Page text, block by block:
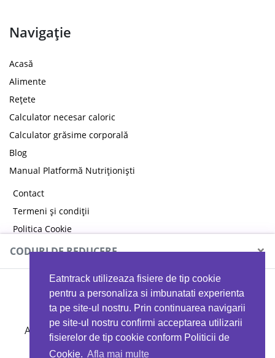
Eatntrack utilizeaza fisiere de tip cookie
pentru a personaliza si imbunatati experienta
ta pe site-ul nostru. Prin continuarea navigarii
pe site-ul nostru confirmi acceptarea utilizarii
fisierelor de tip cookie conform Politicii de
Cookie. Afla mai multe
Navigație
Acasă
Alimente
Rețete
Calculator necesar caloric
Calculator grăsime corporală
Blog
Manual Platformă Nutriționiști
Contact
Termeni și condiții
Politica Cookie
Politica de confidențialitate
CODURI DE REDUCERE ×
MYPROTEIN
Ai 40%reducere la orice comandă folosind codul
EATTRACK